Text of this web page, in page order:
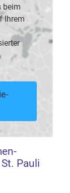
beim
Ihrem
Pauli